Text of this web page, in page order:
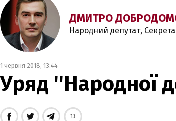
ДМИТРО
Народний депутат,
1 червня 2018, 13:44
Уряд ''Народної
13